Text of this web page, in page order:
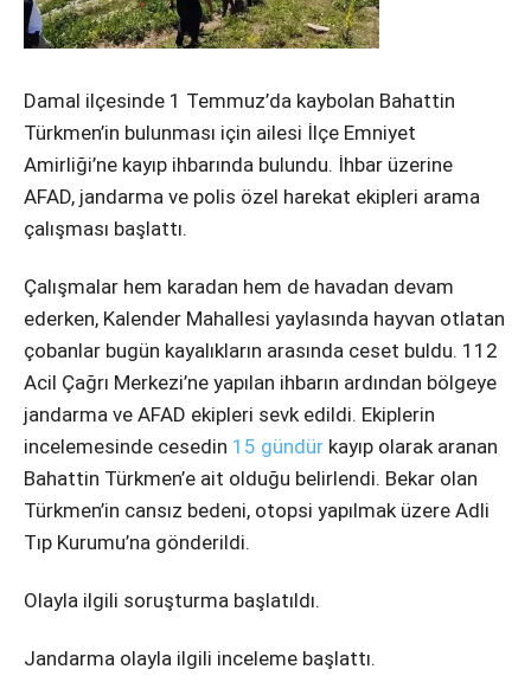
Youtube
Damal ilçesinde 1 Temmuz’da kaybolan Bahattin
Türkmen’in bulunması için ailesi İlçe Emniyet
Amirliği’ne kayıp ihbarında bulundu. İhbar üzerine
AFAD, jandarma ve polis özel harekat ekipleri arama
çalışması başlattı.
Çalışmalar hem karadan hem de havadan devam
ederken, Kalender Mahallesi yaylasında hayvan otlatan
çobanlar bugün kayalıkların arasında ceset buldu. 112
Acil Çağrı Merkezi’ne yapılan ihbarın ardından bölgeye
jandarma ve AFAD ekipleri sevk edildi. Ekiplerin
incelemesinde cesedin 15 gündür kayıp olarak aranan
Bahattin Türkmen’e ait olduğu belirlendi. Bekar olan
Türkmen’in cansız bedeni, otopsi yapılmak üzere Adli
Tıp Kurumu’na gönderildi.
Olayla ilgili soruşturma başlatıldı.
Jandarma olayla ilgili inceleme başlattı.